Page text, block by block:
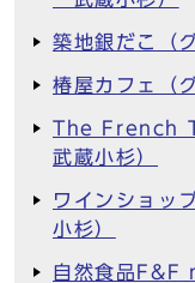
築地銀だこ（
椿屋カフェ（
The French
武蔵小杉）
ワインショッ
小杉）
自然食品F&F